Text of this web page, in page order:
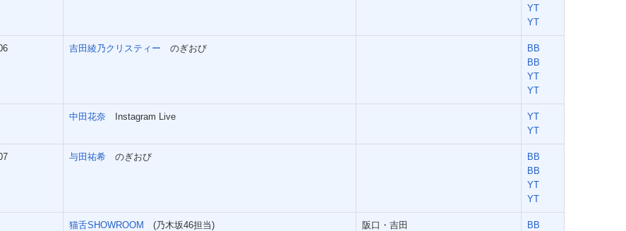
YT
YT
吉田綾乃クリスティー のぎおび
BB
BB
YT
YT
中田花奈 Instagram Live
YT
YT
与田祐希 のぎおび
BB
BB
YT
YT
猫舌SHOWROOM (乃木坂46担当) 阪口・吉田
BB